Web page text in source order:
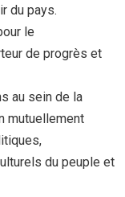
du pays.
le
de progrès et
au sein de la
mutuellement
du peuple et